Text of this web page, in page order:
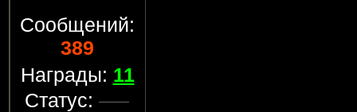
Сообщений:
389
Награды: 11
Статус: